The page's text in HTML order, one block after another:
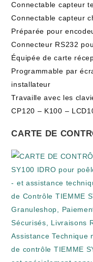
Connectable capteur
Connectable capteur
Préparée pour
Connecteur RS232
Équipée de carte
Programmable par
installateur
Travaille avec les
CP120 – K100 –
CARTE DE